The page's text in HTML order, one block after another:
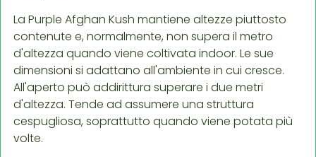
La Purple Afghan Kush mantiene altezze piuttosto
contenute e, normalmente, non supera il metro
d'altezza quando viene coltivata indoor. Le sue
dimensioni si adattano all'ambiente in cui cresce.
All'aperto può addirittura superare i due metri
d'altezza. Tende ad assumere una struttura
cespugliosa, soprattutto quando viene potata più
volte.